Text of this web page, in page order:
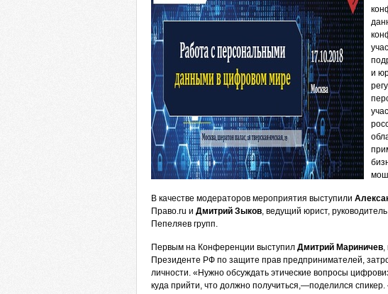
и
В качестве модераторов мероприятия выступили
Право.ru и Дмитрий Зыков, ведущий юрист,
Пепеляев групп.
Первым на Конференции выступил Дмитрий Мариничев,
Президенте РФ по защите прав предпринимателей,
личности. «Нужно обсуждать этические вопросы
куда прийти, что должно получиться,—поделился